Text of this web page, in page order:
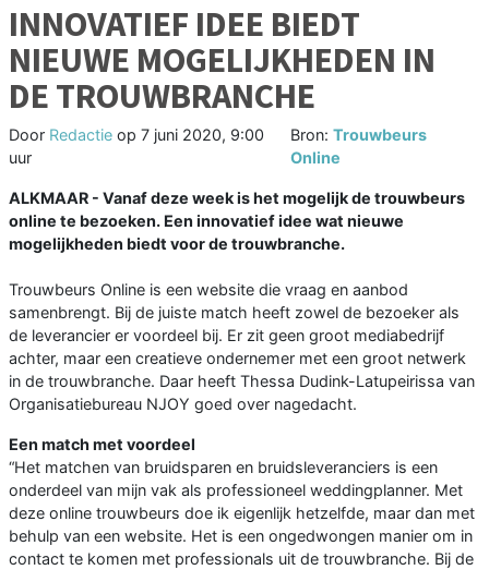
INNOVATIEF IDEE BIEDT
NIEUWE MOGELIJKHEDEN IN
DE TROUWBRANCHE
Door Redactie op 7 juni 2020, 9:00
uur
Bron:Trouwbeurs
Online
ALKMAAR - Vanaf deze week is het mogelijk de trouwbeurs
online te bezoeken. Een innovatief idee wat nieuwe
mogelijkheden biedt voor de trouwbranche.
Trouwbeurs Online is een website die vraag en aanbod
samenbrengt. Bij de juiste match heeft zowel de bezoeker als
de leverancier er voordeel bij. Er zit geen groot mediabedrijf
achter, maar een creatieve ondernemer met een groot netwerk
in de trouwbranche. Daar heeft Thessa Dudink-Latupeirissa van
Organisatiebureau NJOY goed over nagedacht.
Een match met voordeel
“Het matchen van bruidsparen en bruidsleveranciers is een
onderdeel van mijn vak als professioneel weddingplanner. Met
deze online trouwbeurs doe ik eigenlijk hetzelfde, maar dan met
behulp van een website. Het is een ongedwongen manier om in
contact te komen met professionals uit de trouwbranche. Bij de